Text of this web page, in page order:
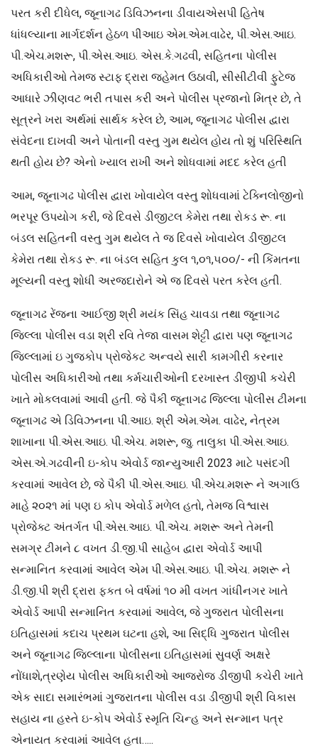
પરત કરી દીધેલ, જૂનાગઢ ડિવિઝનના ડીવાયએસપી હિતેષ
ધાંધલ્યાના માર્ગદર્શન હેઠળ પીઆઇ એમ.એમ.વાઢેર, પી.એસ.આઇ.
પી.એચ.મશરૂ, પી.એસ.આઇ. એસ.કે.ગઢવી, સહિતના પોલીસ
અધિકારીઓ તેમજ સ્ટાફ દ્રારા જહેમત ઉઠાવી, સીસીટીવી ફુટેજ
આધારે ઝીણવટ ભરી તપાસ કરી અને પોલીસ પ્રજાનો મિત્ર છે, તે
સૂત્રને ખરા અર્થમાં સાર્થક કરેલ છે, આમ, જૂનાગઢ પોલીસ દ્વારા
સંવેદના દાખવી અને પોતાની વસ્તુ ગુમ થયેલ હોય તો શું પરિસ્થિતિ
થતી હોય છે? એનો ખ્યાલ રાખી અને શોધવામાં મદદ કરેલ હતી
આમ, જૂનાગઢ પોલીસ દ્વારા ખોવાયેલ વસ્તુ શોધવામાં ટેક્નિલોજીનો
ભરપૂર ઉપયોગ કરી, જે દિવસે ડીજીટલ કેમેરા તથા રોકડ રૂ. ના
બંડલ સહિતની વસ્તુ ગુમ થયેલ તે જ દિવસે ખોવાયેલ ડીજીટલ
કેમેરા તથા રોકડ રૂ. ના બંડલ સહિત કુલ ૧,૦૧,૫૦૦/- ની કિંમતના
મૂલ્યની વસ્તુ શોધી અરજદારોને એ જ દિવસે પરત કરેલ હતી.
જૂનાગઢ રેંજના આઈજી શ્રી મયંક સિંહ ચાવડા તથા જૂનાગઢ
જિલ્લા પોલીસ વડા શ્રી રવિ તેજા વાસમ શેટ્ટી દ્વારા પણ જૂનાગઢ
જિલ્લામાં ઇ ગુજકોપ પ્રોજેકટ અન્વયે સારી કામગીરી કરનાર
પોલીસ અધિકારીઓ તથા કર્મચારીઓની દરખાસ્ત ડીજીપી કચેરી
ખાતે મોકલવામાં આવી હતી. જે પૈકી જૂનાગઢ જિલ્લા પોલીસ ટીમના
જૂનાગઢ એ ડિવિઝનના પી.આઇ. શ્રી એમ.એમ. વાઢેર, નેત્રમ
શાખાના પી.એસ.આઇ. પી.એચ. મશરૂ, જુ. તાલુકા પી.એસ.આઇ.
એસ.એ.ગઢવીની ઇ-કોપ એવોર્ડ જાન્યુઆરી 2023 માટે પસંદગી
કરવામાં આવેલ છે, જે પૈકી પી.એસ.આઇ. પી.એચ.મશરૂ ને અગાઉ
માહે ૨૦૨૧ માં પણ ઇ કોપ એવોર્ડ મળેલ હતો, તેમજ વિશ્વાસ
પ્રોજેક્ટ અંતર્ગત પી.એસ.આઇ. પી.એચ. મશરૂ અને તેમની
સમગ્ર ટીમને ૮ વખત ડી.જી.પી સાહેબ દ્વારા એવોર્ડ આપી
સન્માનિત કરવામાં આવેલ એમ પી.એસ.આઇ. પી.એચ. મશરૂ ને
ડી.જી.પી શ્રી દ્રારા ફકત બે વર્ષમાં ૧૦ મી વખત ગાંધીનગર ખાતે
એવોર્ડ આપી સન્માનિત કરવામાં આવેલ, જે ગુજરાત પોલીસના
ઇતિહાસમાં કદાચ પ્રથમ ઘટના હશે, આ સિદ્ધિ ગુજરાત પોલીસ
અને જૂનાગઢ જિલ્લાના પોલીસના ઇતિહાસમાં સુવર્ણ અક્ષરે
નોંધાશે,ત્રણેય પોલીસ અધિકારીઓ આજરોજ ડીજીપી કચેરી ખાતે
એક સાદા સમારંભમાં ગુજરાતના પોલીસ વડા ડીજીપી શ્રી વિકાસ
સહાય ના હસ્તે ઇ-કોપ એવોર્ડ સ્મૃતિ ચિન્હ અને સન્માન પત્ર
એનાયત કરવામાં આવેલ હતા…..